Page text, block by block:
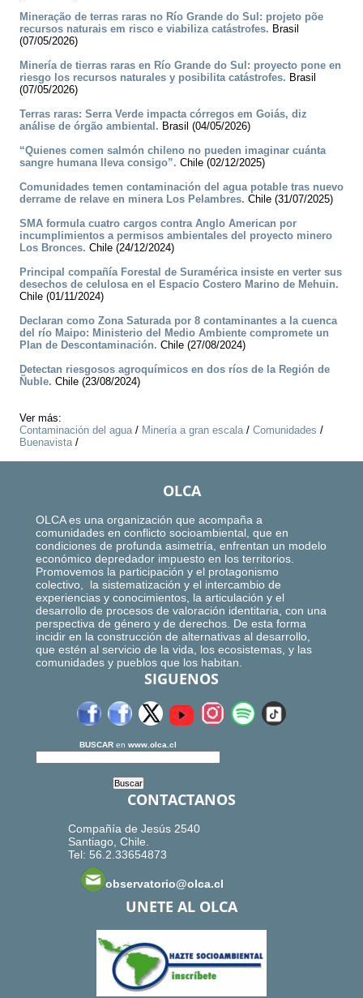
Mineração de terras raras no Río Grande do Sul: projeto põe
recursos naturais em risco e viabiliza catástrofes. Brasil
(07/05/2026)
Minería de tierras raras en Río Grande do Sul: proyecto pone en
riesgo los recursos naturales y posibilita catástrofes. Brasil
(07/05/2026)
Terras raras: Serra Verde impacta córregos em Goiás, diz
análise de órgão ambiental. Brasil (04/05/2026)
“Quienes comen salmón chileno no pueden imaginar cuánta
sangre humana lleva consigo”. Chile (02/12/2025)
Comunidades temen contaminación del agua potable tras nuevo
derrame de relave en minera Los Pelambres. Chile (31/07/2025)
SMA formula cuatro cargos contra Anglo American por
incumplimientos a permisos ambientales del proyecto minero
Los Bronces. Chile (24/12/2024)
Principal compañía Forestal de Suramérica insiste en verter sus
desechos de celulosa en el Espacio Costero Marino de Mehuin.
Chile (01/11/2024)
Declaran como Zona Saturada por 8 contaminantes a la cuenca
del río Maipo: Ministerio del Medio Ambiente compromete un
Plan de Descontaminación. Chile (27/08/2024)
Detectan riesgosos agroquímicos en dos ríos de la Región de
Ñuble. Chile (23/08/2024)
Ver más:
Contaminación del agua/ Minería a gran escala/ Comunidades /
Buenavista/
OLCA
OLCA es una organización que acompaña a
comunidades en conflicto socioambiental, que en
condiciones de profunda asimetría, enfrentan un modelo
económico depredador impuesto en los territorios.
Promovemos la participación y el protagonismo
colectivo, la sistematización y el intercambio de
experiencias y conocimientos, la articulación y el
desarrollo de procesos de valoración identitaria, con una
perspectiva de género y de derechos. De esta forma
incidir en la construcción de alternativas al desarrollo,
que estén al servicio de la vida, los ecosistemas, y las
comunidades y pueblos que los habitan.
SIGUENOS
BUSCAR en www.olca.cl
CONTACTANOS
Compañía de Jesús 2540
Santiago, Chile.
Tel: 56.2.33654873
observatorio@olca.cl
UNETE AL OLCA